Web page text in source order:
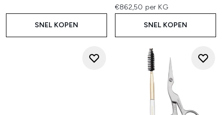
SNEL KOPEN
€862,50 per KG
SNEL KOPEN